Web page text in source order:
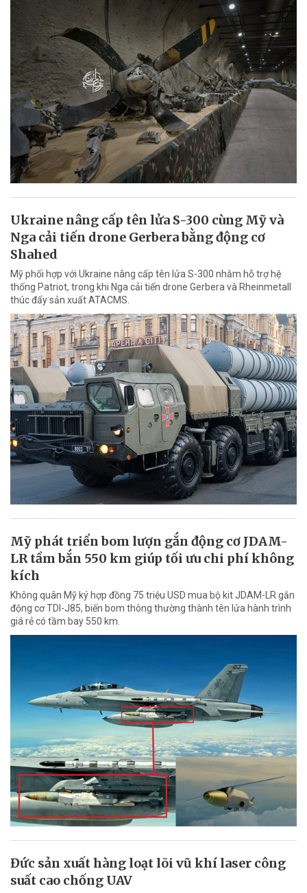
Ukraine nâng cấp tên lửa S-300 cùng Mỹ và
Nga cải tiến drone Gerbera bằng động cơ
Shahed
Mỹ phối hợp với Ukraine nâng cấp tên lửa S-300 nhằm hỗ trợ hệ
thống Patriot, trong khi Nga cải tiến drone Gerbera và Rheinmetall
thúc đẩy sản xuất ATACMS.
Mỹ phát triển bom lượn gắn động cơ JDAM-
LR tầm bắn 550 km giúp tối ưu chi phí không
kích
Không quân Mỹ ký hợp đồng 75 triệu USD mua bộ kit JDAM-LR gắn
động cơ TDI-J85, biến bom thông thường thành tên lửa hành trình
giá rẻ có tầm bay 550 km.
Đức sản xuất hàng loạt lõi vũ khí laser công
suất cao chống UAV